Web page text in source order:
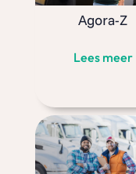
Agora-Z
Lees meer